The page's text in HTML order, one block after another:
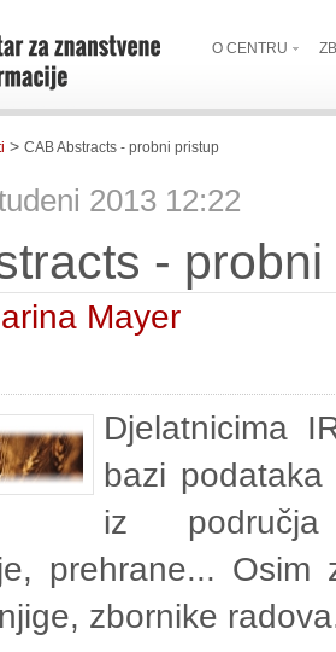
O CENTRU
> CAB Abstracts - probni pristup
2013 12:22
-
Mayer
Djelatnicima
bazi podataka
iz područja
prehrane...
zbornike